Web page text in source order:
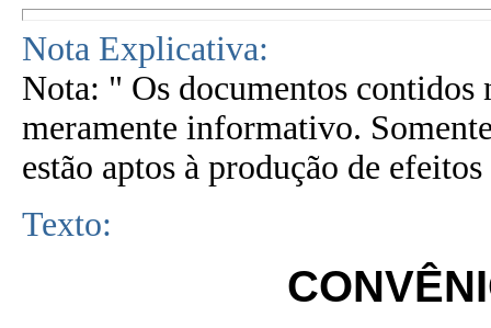
Nota Explicativa:
Nota: " Os documentos contidos
meramente informativo.
estão aptos à produção de
Texto: